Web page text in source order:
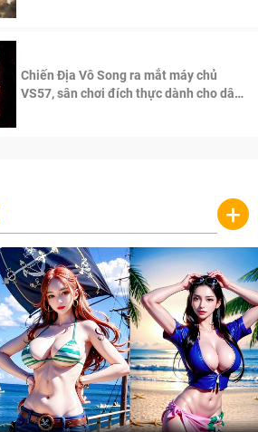
Chiến Địa Vô Song ra mắt máy chủ
VS57, sân chơi đích thực dành cho dân
+